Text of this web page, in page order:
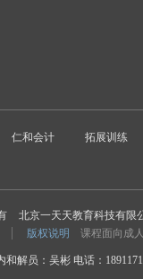
仁和会计 拓展训练
北京一天天教育科技有限
版权说明 课程面向成
解员：吴彬 电话：